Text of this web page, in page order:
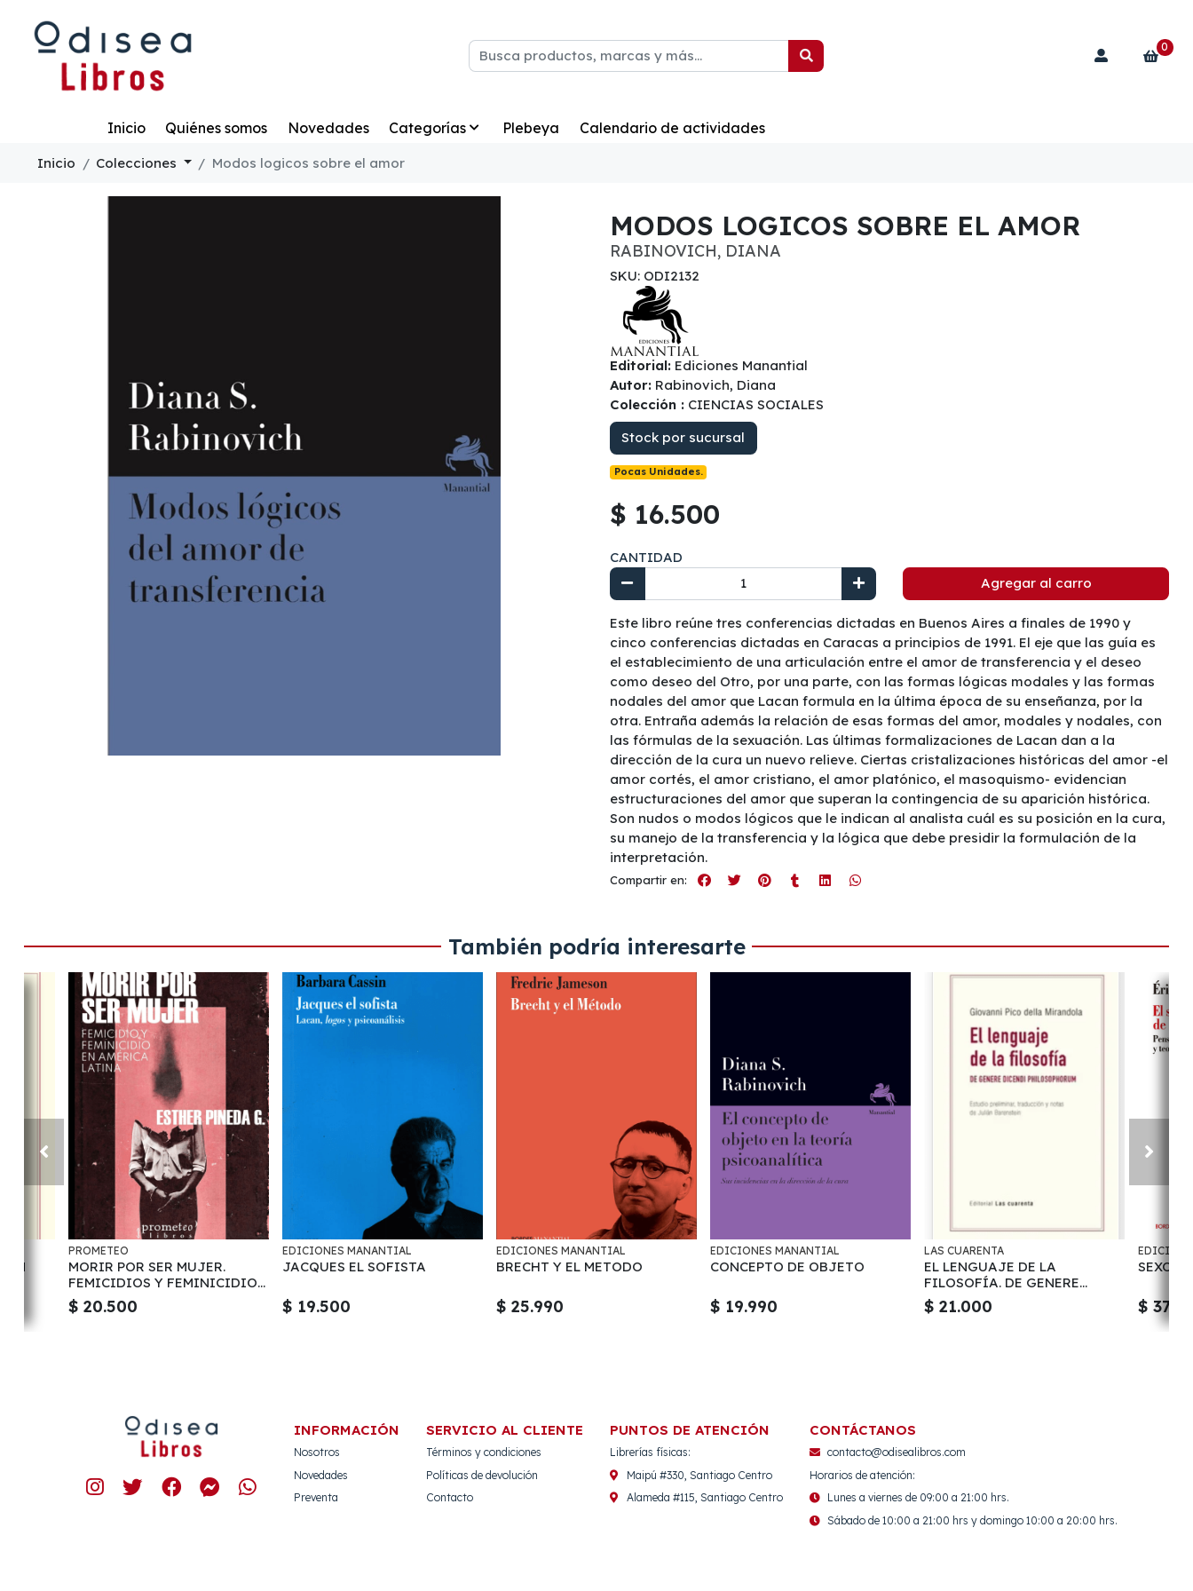
0
Inicio Quiénes somos Novedades Categorías Plebeya Calendario de actividades
Inicio Colecciones Modos logicos sobre el amor
MODOS LOGICOS SOBRE EL AMOR
RABINOVICH, DIANA
SKU: ODI2132
Editorial: Ediciones Manantial
Autor: Rabinovich, Diana
Colección : CIENCIAS SOCIALES
Stock por sucursal
Pocas Unidades.
$ 16.500
CANTIDAD
Agregar al carro
Este libro reúne tres conferencias dictadas en Buenos Aires a finales de 1990 y
cinco conferencias dictadas en Caracas a principios de 1991. El eje que las guía es
el establecimiento de una articulación entre el amor de transferencia y el deseo
como deseo del Otro, por una parte, con las formas lógicas modales y las formas
nodales del amor que Lacan formula en la última época de su enseñanza, por la
otra. Entraña además la relación de esas formas del amor, modales y nodales, con
las fórmulas de la sexuación. Las últimas formalizaciones de Lacan dan a la
dirección de la cura un nuevo relieve. Ciertas cristalizaciones históricas del amor -el
amor cortés, el amor cristiano, el amor platónico, el masoquismo- evidencian
estructuraciones del amor que superan la contingencia de su aparición histórica.
Son nudos o modos lógicos que le indican al analista cuál es su posición en la cura,
su manejo de la transferencia y la lógica que debe presidir la formulación de la
interpretación.
Compartir en:
También podría interesarte
PROMETEO
MORIR POR SER MUJER.
FEMICIDIOS Y FEMINICIDIOS
EN AMERICA LATINA
$ 20.500
EDICIONES MANANTIAL
JACQUES EL SOFISTA
$ 19.500
EDICIONES MANANTIAL
BRECHT Y EL METODO
$ 25.990
EDICIONES MANANTIAL
CONCEPTO DE OBJETO
$ 19.990
LAS CUARENTA
EL LENGUAJE DE LA
FILOSOFÍA. DE GENERE
DICENDI PHILOSOPHORUM
$ 21.000
SEXO
$
INFORMACIÓN
Nosotros
Novedades
Preventa
SERVICIO AL CLIENTE
Términos y condiciones
Políticas de devolución
Contacto
PUNTOS DE ATENCIÓN
Librerías físicas:
Maipú #330, Santiago Centro
Alameda #115, Santiago Centro
CONTÁCTANOS
contacto@odisealibros.com
Horarios de atención:
Lunes a viernes de 09:00 a 21:00 hrs.
Sábado de 10:00 a 21:00 hrs y domingo 10:00 a 20:00 hrs.